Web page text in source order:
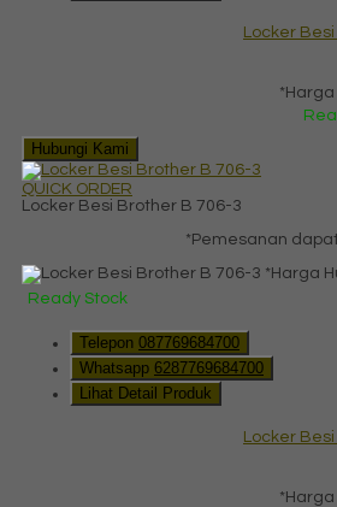
Locker
*Harga
Hubungi Kami
QUICK ORDER
Locker Besi Brother B 706-3
*Pemesanan
*Harga
Ready Stock
Telepon 087769684700
Whatsapp 6287769684700
Lihat Detail Produk
Locker
*Harga